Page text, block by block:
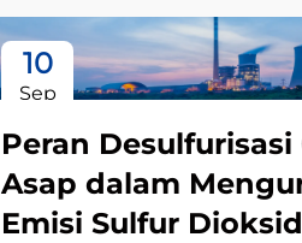
10
Sep
Peran Desulfurisasi
Asap dalam
Emisi Sulfur